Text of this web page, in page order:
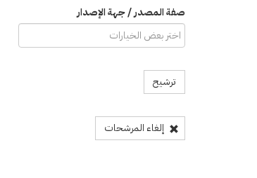
صفة المصدر / جهة الإصدار
ترشيح
إلغاء المرشحات